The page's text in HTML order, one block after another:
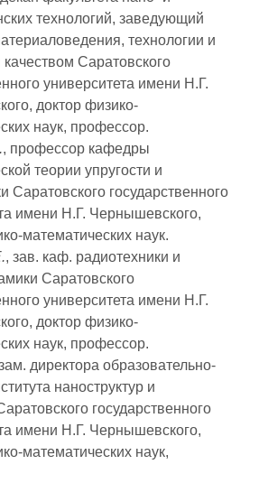
технологий, заведующий
технологии и
Саратовского
университета имени Н.Г.
доктор физико-
наук, профессор.
, профессор кафедры
теории упругости и
Саратовского государственного
имени Н.Г. Чернышевского,
математических наук.
, зав. каф. радиотехники и
Саратовского
университета имени Н.Г.
доктор физико-
наук, профессор.
директора образовательно-
наноструктур и
государственного
имени Н.Г. Чернышевского,
математических наук,